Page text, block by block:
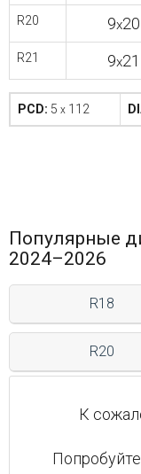
Вс:
C
9:00
до
21:00
R20 9x
R21 9x
PCD: 5 x 112
Популярные
2024–2026
R18
R20
К